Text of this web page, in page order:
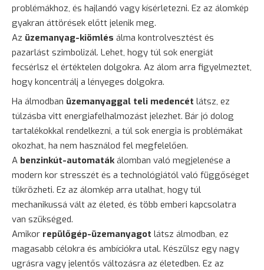
problémákhoz, és hajlandó vagy kísérletezni. Ez az álomkép
gyakran áttörések előtt jelenik meg.
Az üzemanyag-kiömlés álma kontrolvesztést és
pazarlást szimbolizál. Lehet, hogy túl sok energiát
fecsérlsz el értéktelen dolgokra. Az álom arra figyelmeztet,
hogy koncentrálj a lényeges dolgokra.
Ha álmodban üzemanyaggal teli medencét látsz, ez
túlzásba vitt energiafelhalmozást jelezhet. Bár jó dolog
tartalékokkal rendelkezni, a túl sok energia is problémákat
okozhat, ha nem használod fel megfelelően.
A benzinkút-automatákálomban való megjelenése a
modern kor stresszét és a technológiától való függőséget
tükrözheti. Ez az álomkép arra utalhat, hogy túl
mechanikussá vált az életed, és több emberi kapcsolatra
van szükséged.
Amikor repülőgép-üzemanyagot látsz álmodban, ez
magasabb célokra és ambíciókra utal. Készülsz egy nagy
ugrásra vagy jelentős változásra az életedben. Ez az